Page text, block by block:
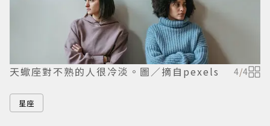
天蠍座對不熟的人很冷淡。圖／摘自pexels 4/4
星座